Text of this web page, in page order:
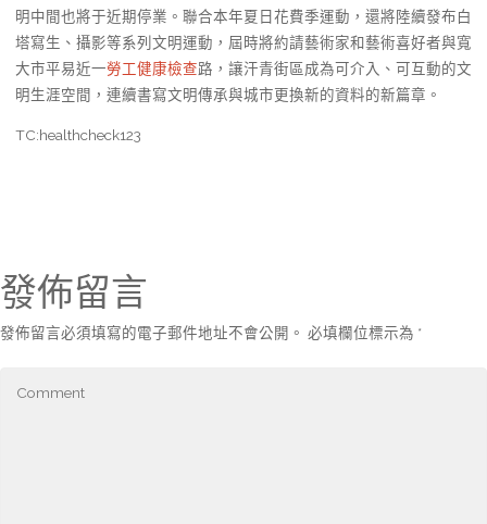
明中間也將于近期停業。聯合本年夏日花費季運動，還將陸續發布白
塔寫生、攝影等系列文明運動，屆時將約請藝術家和藝術喜好者與寬
大市平易近一勞工健康檢查路，讓汗青街區成為可介入、可互動的文
明生涯空間，連續書寫文明傳承與城市更換新的資料的新篇章。
TC:healthcheck123
發佈留言
發佈留言必須填寫的電子郵件地址不會公開。 必填欄位標示為 *